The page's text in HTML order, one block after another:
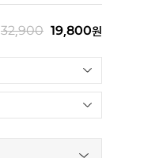
32,900 19,800원